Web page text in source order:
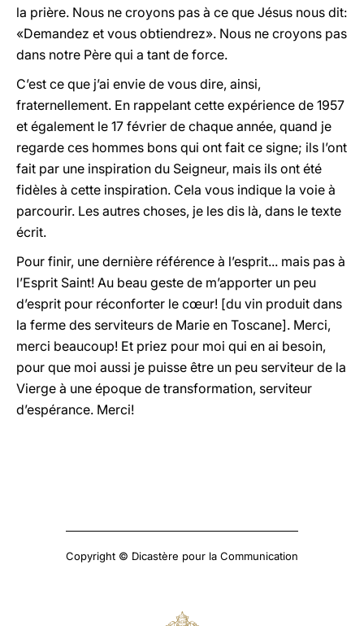
la prière. Nous ne croyons pas à ce que Jésus nous dit:
«Demandez et vous obtiendrez». Nous ne croyons pas
dans notre Père qui a tant de force.
C’est ce que j’ai envie de vous dire, ainsi,
fraternellement. En rappelant cette expérience de 1957
et également le 17 février de chaque année, quand je
regarde ces hommes bons qui ont fait ce signe; ils l’ont
fait par une inspiration du Seigneur, mais ils ont été
fidèles à cette inspiration. Cela vous indique la voie à
parcourir. Les autres choses, je les dis là, dans le texte
écrit.
Pour finir, une dernière référence à l’esprit... mais pas à
l’Esprit Saint! Au beau geste de m’apporter un peu
d’esprit pour réconforter le cœur! [du vin produit dans
la ferme des serviteurs de Marie en Toscane]. Merci,
merci beaucoup! Et priez pour moi qui en ai besoin,
pour que moi aussi je puisse être un peu serviteur de la
Vierge à une époque de transformation, serviteur
d’espérance. Merci!
Copyright © Dicastère pour la Communication